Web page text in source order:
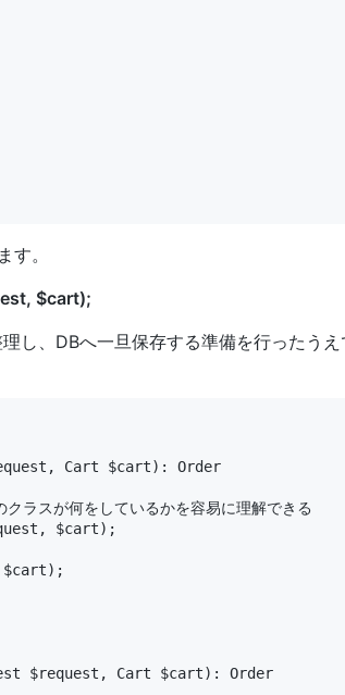
。
$cart);
し、DBへ一旦保存する準備を行ったう
Cart $cart): Order
ラスが何をしているかを容易に理解できる
$cart);
$request, Cart $cart): Order